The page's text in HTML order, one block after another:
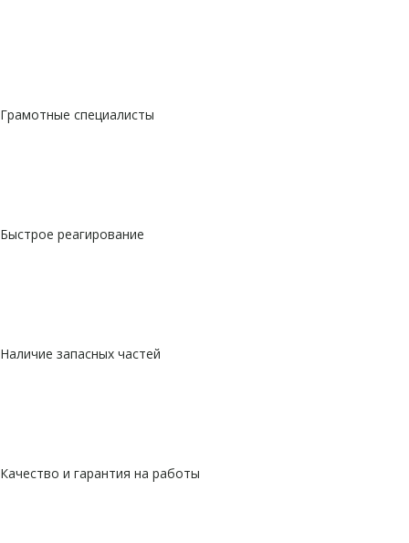
Грамотные специалисты
Быстрое реагирование
Наличие запасных частей
Качество и гарантия на работы